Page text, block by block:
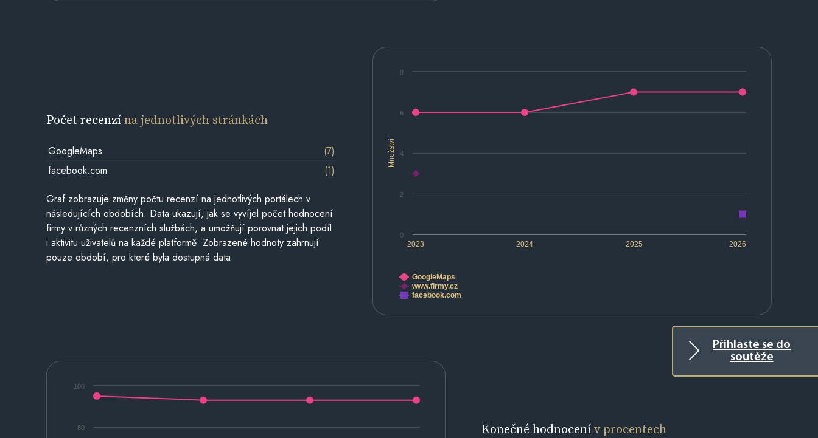
Přihlaste se do
soutěže
Množství
2023 2024 2025 2026
0
2
4
6
8
GoogleMaps
www.firmy.cz
facebook.com
Počet recenzína jednotlivých stránkách
GoogleMaps
(7)
facebook.com
(1)
Graf zobrazuje změny počtu recenzí na jednotlivých portálech v
následujících obdobích. Data ukazují, jak se vyvíjel počet hodnocení
firmy v různých recenzních službách, a umožňují porovnat jejich podíl
i aktivitu uživatelů na každé platformě. Zobrazené hodnoty zahrnují
pouze období, pro které byla dostupná data.
80
100
Konečné hodnocenív procentech